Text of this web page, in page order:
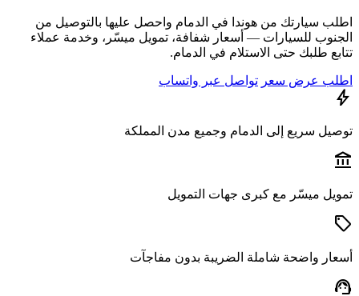
سيارتك من هوندا في الدمام واحصل عليها بالتوصيل من
للسيارات — أسعار شفافة، تمويل ميسّر، وخدمة عملاء
طلبك حتى الاستلام في الدمام.
عرض سعر تواصل عبر واتساب
سريع إلى الدمام وجميع مدن المملكة
ميسّر مع كبرى جهات التمويل
واضحة شاملة الضريبة بدون مفاجآت